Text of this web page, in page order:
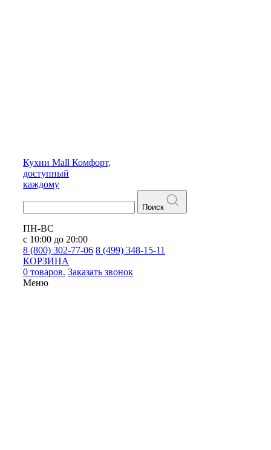
Кухни Mall Комфорт,
доступный
каждому
Поиск
ПН-ВС
с 10:00 до 20:00
8 (800) 302-77-06 8 (499) 348-15-11
КОРЗИНА
0 товаров. Заказать звонок
Меню